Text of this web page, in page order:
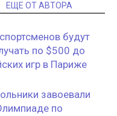
ЕЩЕ ОТ АВТОРА
будут
по $500 до
игр в Париже
завоевали
по